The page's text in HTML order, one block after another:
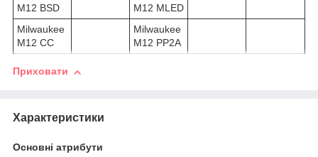
M12 BSD
M12 MLED
Milwaukee
M12 CC
Milwaukee
M12 PP2A
Приховати
Характеристики
Основні атрибути